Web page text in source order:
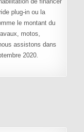
plug-in ou la
le montant du
motos,
assistons dans
2020.